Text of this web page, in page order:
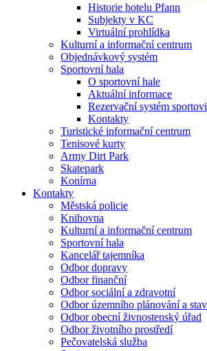
Historie hotelu Pfann
Subjekty v KC
Virtuální prohlídka
Kulturní a informační centrum
Objednávkový systém
Sportovní hala
O sportovní hale
Aktuální informace
Rezervační systém
Kontakty
Turistické informační centrum
Tenisové kurty
Army Dirt Park
Skatepark
Konírna
Kontakty
Městská policie
Knihovna
Kulturní a informační centrum
Sportovní hala
Kancelář tajemníka
Odbor dopravy
Odbor finanční
Odbor sociální a zdravotní
Odbor územního plánování a
Odbor obecní živnostenský úřad
Odbor životního prostředí
Pečovatelská služba